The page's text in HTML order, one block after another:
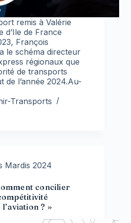
remis à Valérie
d’Ile de France
François
le schéma directeur
régionaux que
de transports
de l’année 2024.Au-
Transports
Mardis 2024
concilier
? »